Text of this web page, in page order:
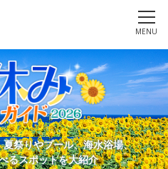
MENU
祭りやプール、海水浴場、
るスポットを大紹介